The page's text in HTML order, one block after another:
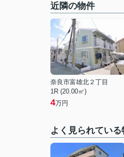
近隣の物件
奈良市富雄北２丁目
1R (20.00㎡)
4万円
よく見られている